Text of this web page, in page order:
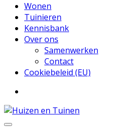
Wonen
Tuinieren
Kennisbank
Over ons
Samenwerken
Contact
Cookiebeleid (EU)